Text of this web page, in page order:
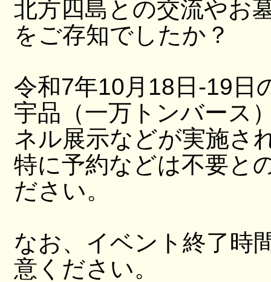
北方四島との交流やお
をご存知でしたか？
令和7年10月18日-19日
宇品（一万トンバース
ネル展示などが実施さ
特に予約などは不要と
ださい。
なお、イベント終了時
意ください。